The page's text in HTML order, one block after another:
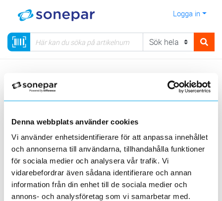
Denna webbplats använder cookies
Vi använder enhetsidentifierare för att anpassa innehållet
och annonserna till användarna, tillhandahålla funktioner
för sociala medier och analysera vår trafik. Vi
vidarebefordrar även sådana identifierare och annan
information från din enhet till de sociala medier och
annons- och analysföretag som vi samarbetar med.
Logga in
Likriktare